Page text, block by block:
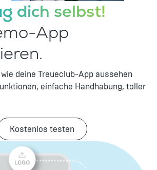
dich selbst!
App
deine Treueclub-App aussehen
einfache Handhabung, toller
Kostenlos testen